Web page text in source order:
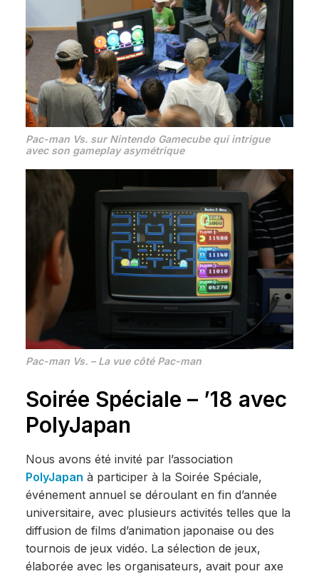
Pac-man Vs. sur Nintendo Gamecube qui intrigue
avec son gameplay asymétrique
Pac-man Vs. – La vue côté Pac-man
Soirée Spéciale – ’18 avec
PolyJapan
Nous avons été invité par l’association
PolyJapan à participer à la Soirée Spéciale,
événement annuel se déroulant en fin d’année
universitaire, avec plusieurs activités telles que la
diffusion de films d’animation japonaise ou des
tournois de jeux vidéo. La sélection de jeux,
élaborée avec les organisateurs, avait pour axe